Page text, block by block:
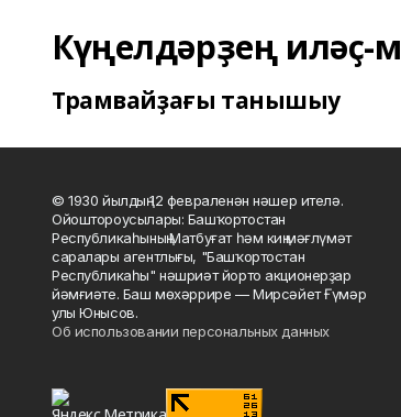
Күңелдәрҙең иләҫ-
Трамвайҙағы танышыу
© 1930 йылдың 12 февраленән нәшер ителә.
Ойоштороусылары: Башҡортостан
Республикаһының Матбуғат һәм киң мәғлүмәт
саралары агентлығы, "Башҡортостан
Республикаһы" нәшриәт йорто акционерҙар
йәмғиәте. Баш мөхәррире — Мирсәйет Ғүмәр
улы Юнысов.
Об использовании персональных данных